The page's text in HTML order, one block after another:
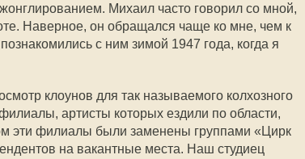
Михаил часто говорил со мной,
Наверное, он обращался чаще ко мне, чем к
с ним зимой 1947 года, когда я
клоунов для так называемого колхозного
артисты которых ездили по области,
эти филиалы были заменены группами «Цирк
на вакантные места. Наш студиец